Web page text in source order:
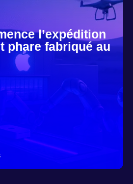
l’expédition
phare fabriqué au